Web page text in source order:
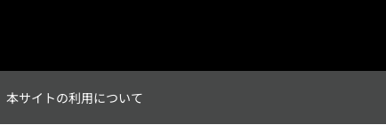
本サイトの利用について